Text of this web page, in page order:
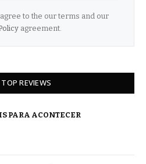
to the our terms and our
agreement.
TOP REVIEWS
PARA ACONTECER